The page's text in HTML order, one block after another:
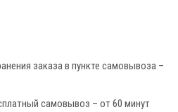
заказа в пункте самовывоза –
самовывоз – от 60 минут